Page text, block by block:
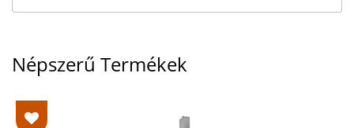
Népszerű Termékek